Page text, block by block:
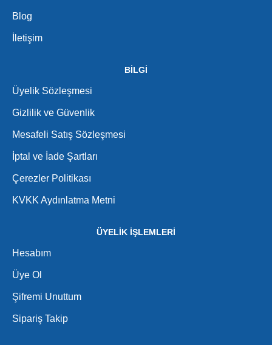
Blog
İletişim
BİLGİ
Üyelik Sözleşmesi
Gizlilik ve Güvenlik
Mesafeli Satış Sözleşmesi
İptal ve İade Şartları
Çerezler Politikası
KVKK Aydınlatma Metni
ÜYELİK İŞLEMLERİ
Hesabım
Üye Ol
Şifremi Unuttum
Sipariş Takip